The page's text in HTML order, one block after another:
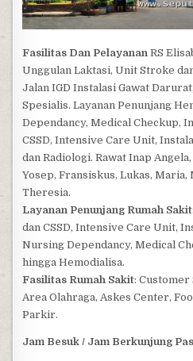
Fasilitas Dan Pelayanan RS
Unggulan Laktasi, Unit Stroke
Jalan IGD Instalasi Gawat
Spesialis. Layanan Penunjang
Dependancy, Medical Checkup,
CSSD, Intensive Care Unit,
dan Radiologi. Rawat Inap
Yosep, Fransiskus, Lukas, Maria,
Theresia.
Layanan Penunjang Rumah Sakit
dan CSSD, Intensive Care Unit,
Nursing Dependancy, Medical
hingga Hemodialisa.
Fasilitas Rumah Sakit: Customer
Area Olahraga, Askes Center,
Parkir.
Jam Besuk / Jam Berkunjung